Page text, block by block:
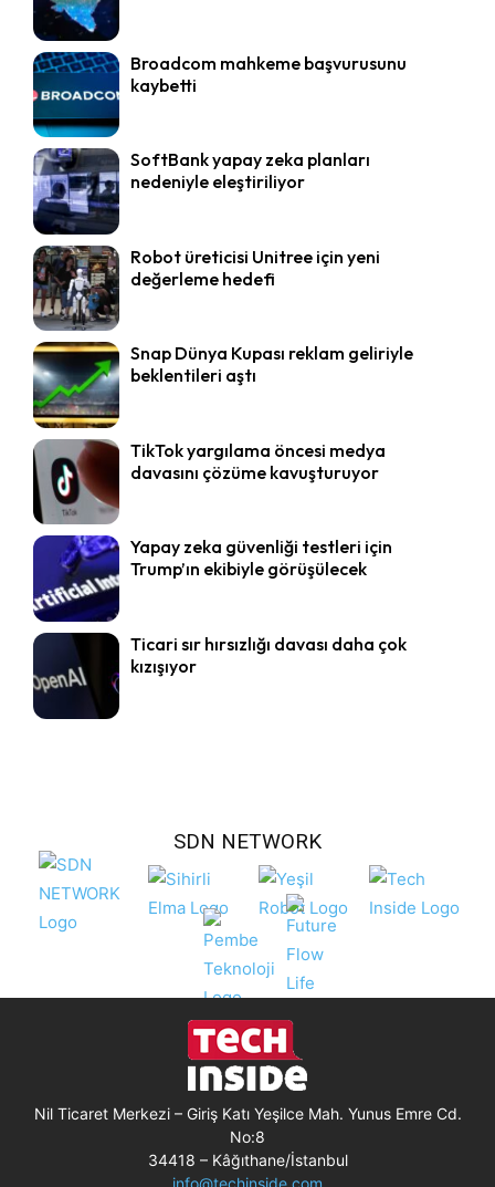
Broadcom mahkeme başvurusunu
kaybetti
SoftBank yapay zeka planları
nedeniyle eleştiriliyor
Robot üreticisi Unitree için yeni
değerleme hedefi
Snap Dünya Kupası reklam geliriyle
beklentileri aştı
TikTok yargılama öncesi medya
davasını çözüme kavuşturuyor
Yapay zeka güvenliği testleri için
Trump’ın ekibiyle görüşülecek
Ticari sır hırsızlığı davası daha çok
kızışıyor
SDN NETWORK
Nil Ticaret Merkezi – Giriş Katı Yeşilce Mah. Yunus Emre Cd.
No:8
34418 – Kâğıthane/İstanbul
info@techinside.com